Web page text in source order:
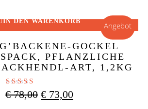
Angebot
IN DEN WARENKORB
GOCKEL
PFLANZLICHE
ART, 1,2KG
Bewertet mit
5.00
€78,00 Ursprünglicher
€ 73,00Aktueller